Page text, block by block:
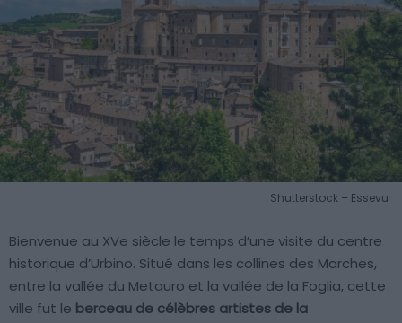
Shutterstock – Essevu
Bienvenue au XVe siècle le temps d’une visite du centre
historique d’Urbino. Situé dans les collines des Marches,
entre la vallée du Metauro et la vallée de la Foglia, cette
ville fut le berceau de célèbres artistes de la